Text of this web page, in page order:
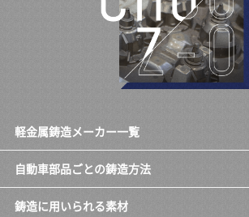
軽金属鋳造メーカー一覧
自動車部品ごとの鋳造方法
鋳造に用いられる素材